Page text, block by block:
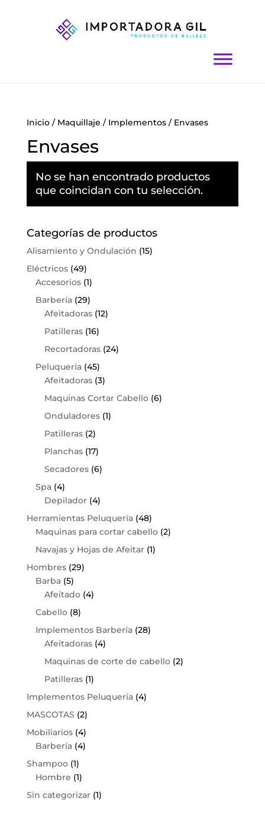
Inicio/ Maquillaje / Implementos/ Envases
Envases
No se han encontrado productos
que coincidan con tu selección.
Categorías de productos
Alisamiento y Ondulación (15)
Eléctricos (49)
Accesorios (1)
Barbería (29)
Afeitadoras (12)
Patilleras (16)
Recortadoras (24)
Peluquería (45)
Afeitadoras (3)
Maquinas Cortar Cabello (6)
Onduladores (1)
Patilleras (2)
Planchas (17)
Secadores (6)
Spa (4)
Depilador (4)
Herramientas Peluquería (48)
Maquinas para cortar cabello (2)
Navajas y Hojas de Afeitar (1)
Hombres (29)
Barba (5)
Afeitado (4)
Cabello (8)
Implementos Barbería (28)
Afeitadoras (4)
Maquinas de corte de cabello (2)
Patilleras (1)
Implementos Peluquería (4)
MASCOTAS (2)
Mobiliarios (4)
Barbería (4)
Shampoo (1)
Hombre (1)
Sin categorizar (1)